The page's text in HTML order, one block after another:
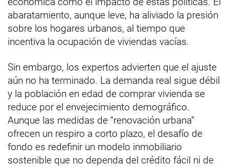
abaratamiento, aunque leve, ha aliviado la presión
sobre los hogares urbanos, al tiempo que
incentiva la ocupación de viviendas vacías.
Sin embargo, los expertos advierten que el ajuste
aún no ha terminado. La demanda real sigue débil
y la población en edad de comprar vivienda se
reduce por el envejecimiento demográfico.
Aunque las medidas de “renovación urbana”
ofrecen un respiro a corto plazo, el desafío de
fondo es redefinir un modelo inmobiliario
sostenible que no dependa del crédito fácil ni de